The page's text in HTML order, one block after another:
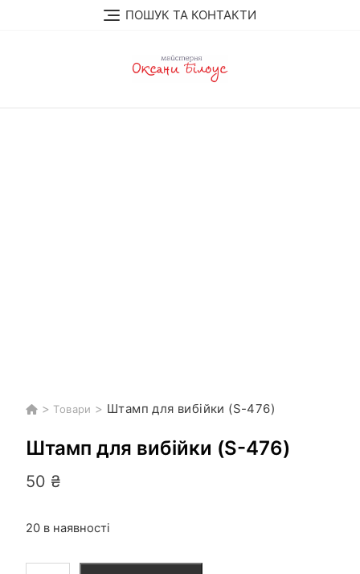
ПОШУК ТА КОНТАКТИ
> Товари > Штамп для вибійки (S-476)
Штамп для вибійки (S-476)
50 ₴
20 в наявності